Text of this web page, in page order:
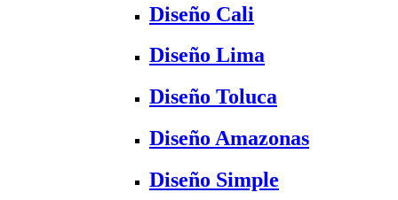
Diseño Cali
Diseño Lima
Diseño Toluca
Diseño Amazonas
Diseño Simple